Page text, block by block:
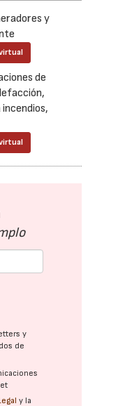
y
de
y
de
y la